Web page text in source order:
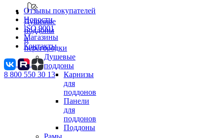
Душевые
поддоны
и
перегородки
Душевые
поддоны
Карнизы
для
поддонов
Панели
для
поддонов
Поддоны
Отзывы покупателей
Новости
ISO 9001
Магазины
Контакты
8 800 550 30 13